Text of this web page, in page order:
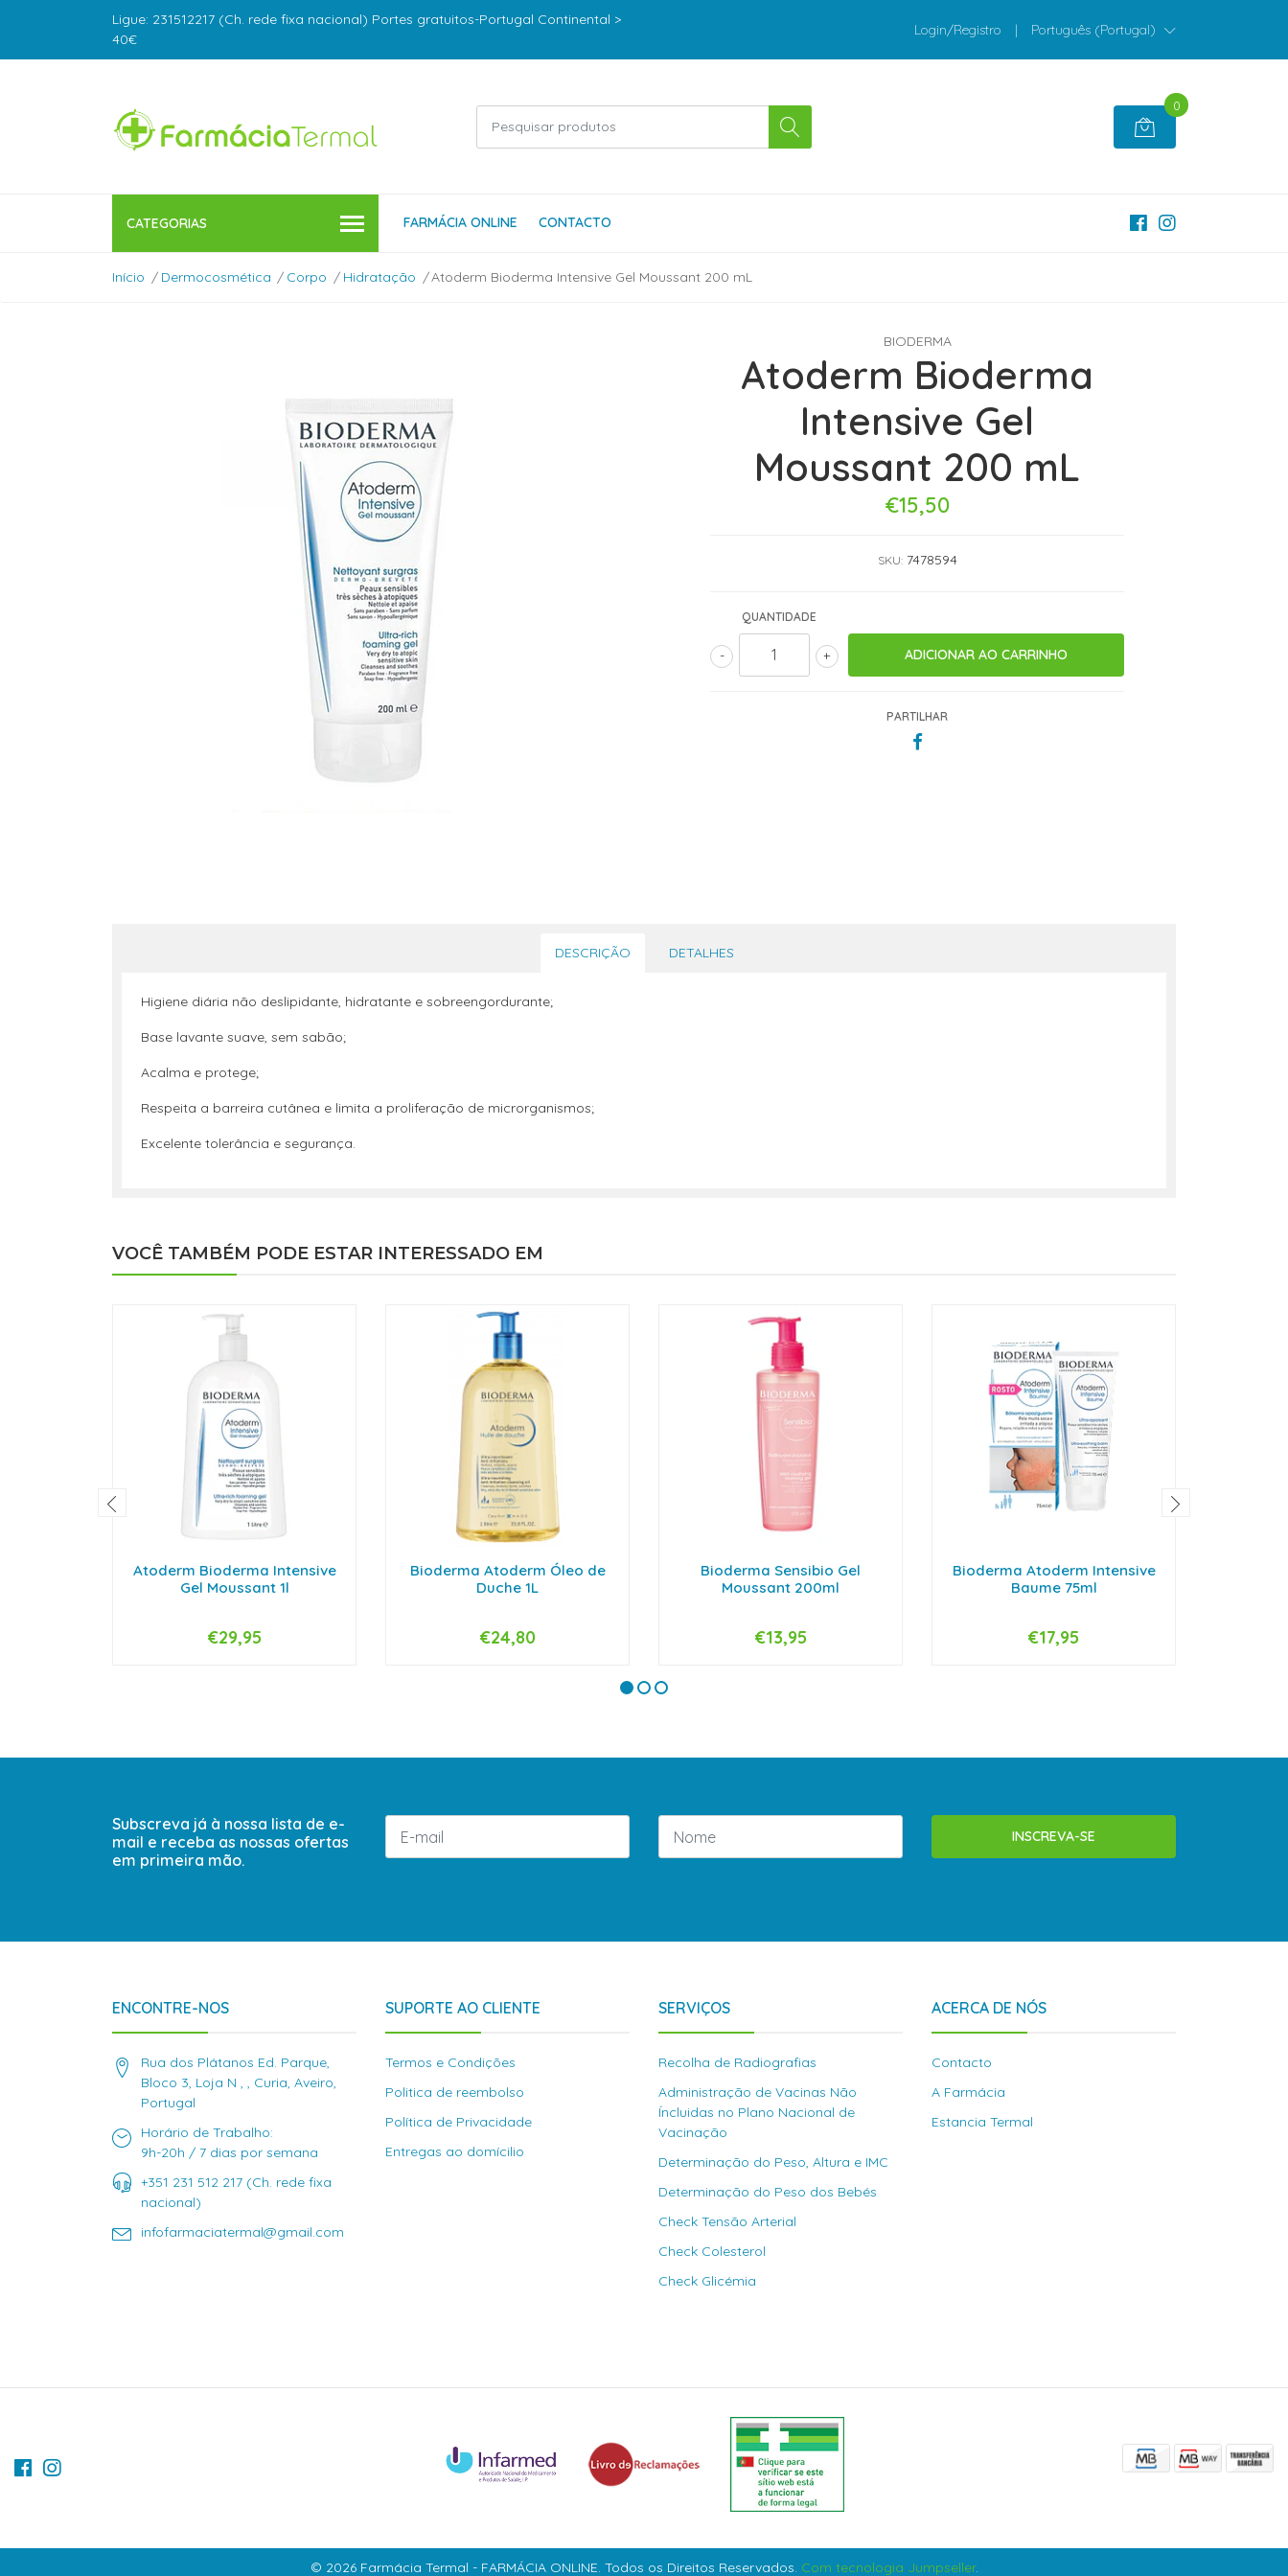
Ligue: 231512217 (Ch. rede fixa nacional) Portes gratuitos-Portugal Continental >
40€
Login/Registro | Português (Portugal)
0
CATEGORIAS FARMÁCIA ONLINE CONTACTO
Início Dermocosmética Corpo Hidratação Atoderm Bioderma Intensive Gel Moussant 200 mL
BIODERMA
Atoderm Bioderma
Intensive Gel
Moussant 200 mL
€15,50
SKU: 7478594
QUANTIDADE
+
-
PARTILHAR
DESCRIÇÃO DETALHES
Higiene diária não deslipidante, hidratante e sobreengordurante;
Base lavante suave, sem sabão;
Acalma e protege;
Respeita a barreira cutânea e limita a proliferação de microrganismos;
Excelente tolerância e segurança.
VOCÊ TAMBÉM PODE ESTAR INTERESSADO EM
Atoderm Bioderma Intensive
Gel Moussant 1l
+
€29,95
Bioderma Atoderm Óleo de
Duche 1L
+
€24,80
Bioderma Sensibio Gel
Moussant 200ml
+
€13,95
Bioderma Atoderm Intensive
Baume 75ml
+
€17,95
Subscreva já à nossa lista de e-
mail e receba as nossas ofertas
em primeira mão.
INSCREVA-SE
ENCONTRE-NOS
Rua dos Plátanos Ed. Parque,
Bloco 3, Loja N , , Curia, Aveiro,
Portugal
Horário de Trabalho:
9h-20h / 7 dias por semana
+351 231 512 217 (Ch. rede fixa
nacional)
infofarmaciatermal@gmail.com
SUPORTE AO CLIENTE
Termos e Condições
Politica de reembolso
Política de Privacidade
Entregas ao domícilio
SERVIÇOS
Recolha de Radiografias
Administração de Vacinas Não
Íncluidas no Plano Nacional de
Vacinação
Determinação do Peso, Altura e IMC
Determinação do Peso dos Bebés
Check Tensão Arterial
Check Colesterol
Check Glicémia
ACERCA DE NÓS
Contacto
A Farmácia
Estancia Termal
© 2026 Farmácia Termal - FARMÁCIA ONLINE. Todos os Direitos Reservados. Com tecnologia Jumpseller.